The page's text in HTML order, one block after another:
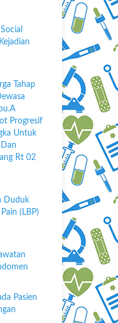
Tahap
Progresif
Untuk
Rt 02
Duduk
(LBP)
Pasien